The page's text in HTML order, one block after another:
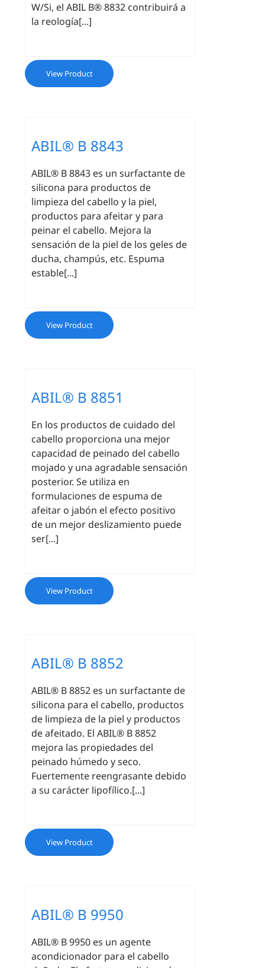
W/Si, el ABIL B® 8832 contribuirá a
la reología[...]
View Product
ABIL® B 8843
ABIL® B 8843 es un surfactante de
silicona para productos de
limpieza del cabello y la piel,
productos para afeitar y para
peinar el cabello. Mejora la
sensación de la piel de los geles de
ducha, champús, etc. Espuma
estable[...]
View Product
ABIL® B 8851
En los productos de cuidado del
cabello proporciona una mejor
capacidad de peinado del cabello
mojado y una agradable sensación
posterior. Se utiliza en
formulaciones de espuma de
afeitar o jabón el efecto positivo
de un mejor deslizamiento puede
ser[...]
View Product
ABIL® B 8852
ABIL® B 8852 es un surfactante de
silicona para el cabello, productos
de limpieza de la piel y productos
de afeitado. El ABIL® B 8852
mejora las propiedades del
peinado húmedo y seco.
Fuertemente reengrasante debido
a su carácter lipofílico.[...]
View Product
ABIL® B 9950
ABIL® B 9950 es un agente
acondicionador para el cabello